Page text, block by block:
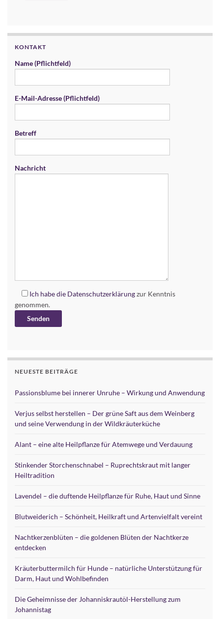
KONTAKT
Name (Pflichtfeld)
E-Mail-Adresse (Pflichtfeld)
Betreff
Nachricht
Ich habe die Datenschutzerklärungzur Kenntnis
genommen.
NEUESTE BEITRÄGE
Passionsblume bei innerer Unruhe – Wirkung und Anwendung
Verjus selbst herstellen – Der grüne Saft aus dem Weinberg
und seine Verwendung in der Wildkräuterküche
Alant – eine alte Heilpflanze für Atemwege und Verdauung
Stinkender Storchenschnabel – Ruprechtskraut mit langer
Heiltradition
Lavendel – die duftende Heilpflanze für Ruhe, Haut und Sinne
Blutweiderich – Schönheit, Heilkraft und Artenvielfalt vereint
Nachtkerzenblüten – die goldenen Blüten der Nachtkerze
entdecken
Kräuterbuttermilch für Hunde – natürliche Unterstützung für
Darm, Haut und Wohlbefinden
Die Geheimnisse der Johanniskrautöl-Herstellung zum
Johannistag